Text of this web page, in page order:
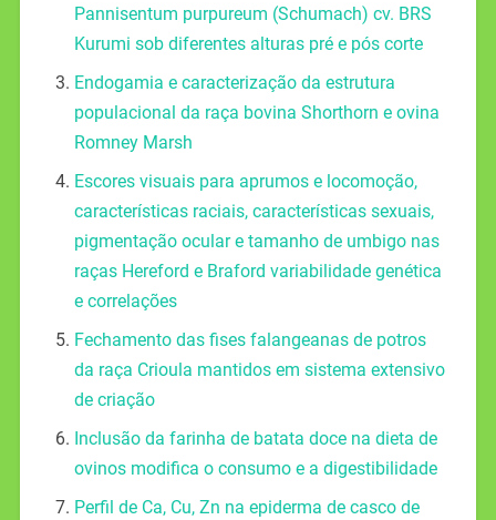
Pannisentum purpureum (Schumach) cv. BRS
Kurumi sob diferentes alturas pré e pós corte
Endogamia e caracterização da estrutura
populacional da raça bovina Shorthorn e ovina
Romney Marsh
Escores visuais para aprumos e locomoção,
características raciais, características sexuais,
pigmentação ocular e tamanho de umbigo nas
raças Hereford e Braford variabilidade genética
e correlações
Fechamento das fises falangeanas de potros
da raça Crioula mantidos em sistema extensivo
de criação
Inclusão da farinha de batata doce na dieta de
ovinos modifica o consumo e a digestibilidade
Perfil de Ca, Cu, Zn na epiderma de casco de